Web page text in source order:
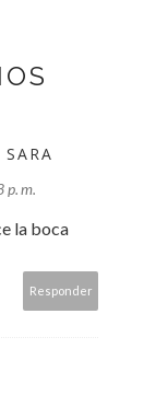
p. m.
la boca
Responder